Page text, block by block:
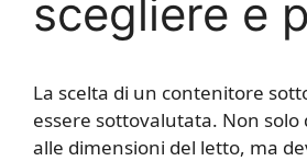
scegliere e
La scelta di un contenitore
essere sottovalutata. Non solo
alle dimensioni del letto, ma